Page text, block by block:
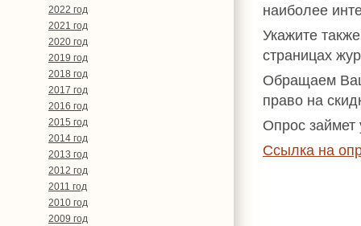
2022 год
2021 год
2020 год
2019 год
2018 год
2017 год
2016 год
2015 год
2014 год
2013 год
2012 год
2011 год
2010 год
2009 год
наиболее
Укажите
страницах
Обращаем
право на
Опрос займет
Ссылка на